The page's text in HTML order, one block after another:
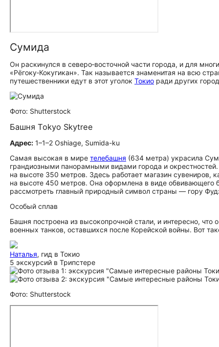
Сумида
Он раскинулся в северо‑восточной части города, и для
«Рёгоку‑Кокугикан». Так называется знаменитая на всю
путешественники едут в этот уголок Токио ради других
Фото: Shutterstock
Башня Tokyo Skytree
Адрес: 1–1–2 Oshiage, Sumida-ku
Самая высокая в мире телебашня (634 метра) украсила
грандиозными панорамными видами города и
на высоте 350 метров. Здесь работает магазин
на высоте 450 метров. Она оформлена в виде
рассмотреть главный природный символ страны — гору
Особый сплав
Башня построена из высокопрочной стали, и интересно,
военных танков, оставшихся после Корейской войны. Вот
Наталья, гид в Токио
5 экскурсий в Трипстере
Фото: Shutterstock